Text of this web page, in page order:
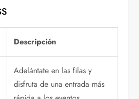
Descripción
Adelántate en las filas y
disfruta de una entrada más